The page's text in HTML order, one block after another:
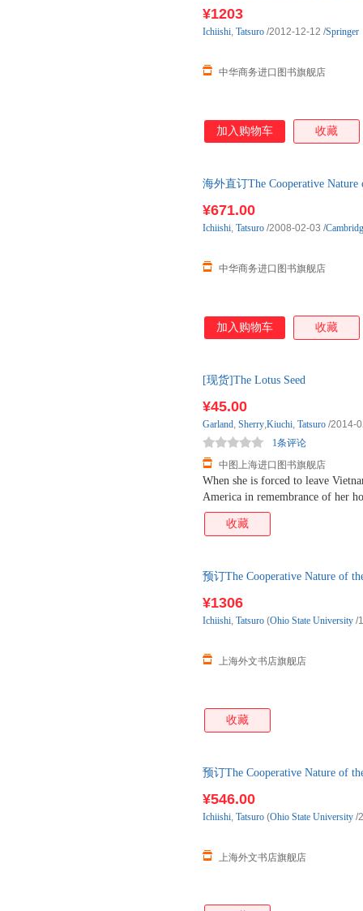
¥1203
中华商务进口图书旗舰店
Ichiishi, Tatsuro /2012-12-12 /Springer
加入购物车 收藏
海外直订The Cooperative
¥671.00
中华商务进口图书旗舰店
Ichiishi, Tatsuro /2008-02-03 /
加入购物车 收藏
[现货]The Lotus Seed
When she is forced to leave
America in remembrance of her
compelling narrative--a concise
historical context--to produce a
¥45.00
中图上海进口图书旗舰店
1条评论
Garland, Sherry,Kiuchi, Tatsuro /2014-
收藏
预订The Cooperative Nature of
¥1306
上海外文书店旗舰店
Ichiishi, Tatsuro (Ohio State University /
收藏
预订The Cooperative Nature of
¥546.00
上海外文书店旗舰店
Ichiishi, Tatsuro (Ohio State University /